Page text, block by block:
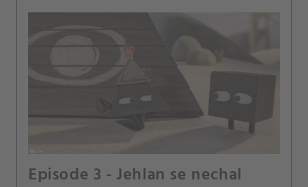
Episode 3 - Jehlan se nechal